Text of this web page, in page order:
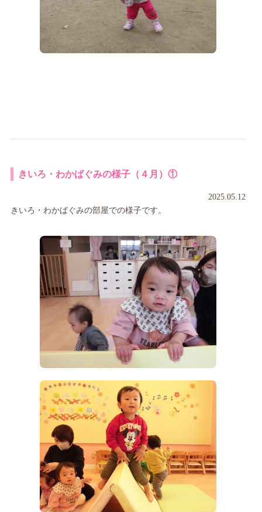
きいろ・わかばぐみの様子（４月）①
2025.05.12
きいろ・わかばぐみの部屋での様子です。